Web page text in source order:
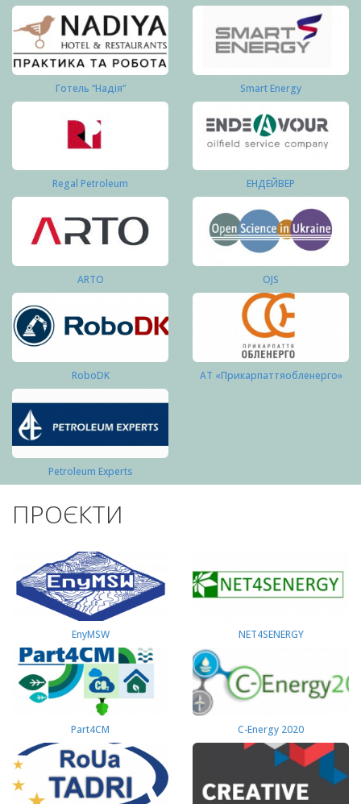
Готель “Надія” Smart Energy
Regal Petroleum ЕНДЕЙВЕР
ARTO OJS
RoboDK АТ «Прикарпаттяобленерго»
Petroleum Experts
ПРОЄКТИ
EnyMSW NET4SENERGY
Part4СМ C-Energy 2020